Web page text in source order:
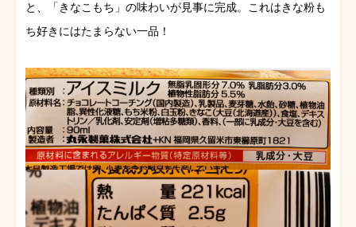
と、「きなこもち」の味わいが見事に完成。これはきな粉も
ち好きにはたまらない一品！